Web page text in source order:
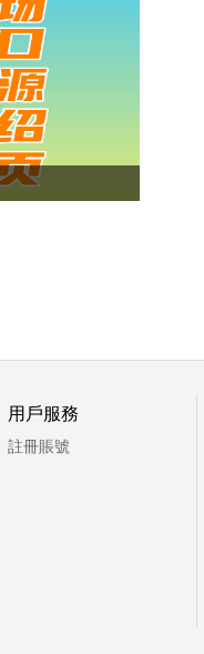
用戶服務
註冊賬號